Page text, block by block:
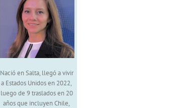
Nació en Salta, llegó a vivir
a Estados Unidos en 2022,
luego de 9 traslados en 20
años que incluyen Chile,